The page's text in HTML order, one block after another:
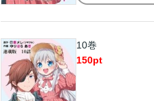
10巻
150pt